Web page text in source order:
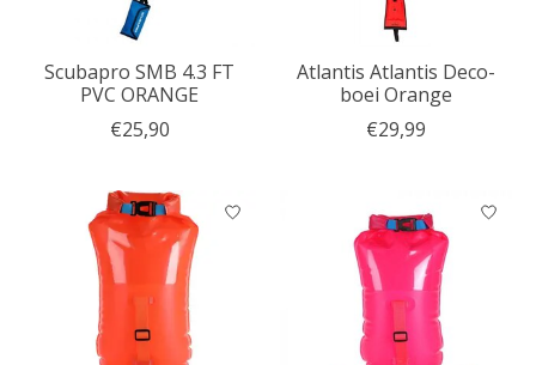
Scubapro SMB 4.3 FT
PVC ORANGE
€25,90
Atlantis Atlantis Deco-
boei Orange
€29,99